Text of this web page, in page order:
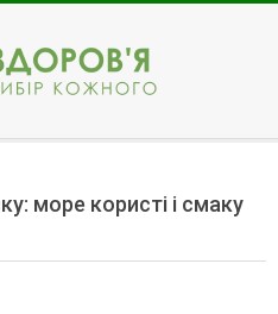
море користі і смаку